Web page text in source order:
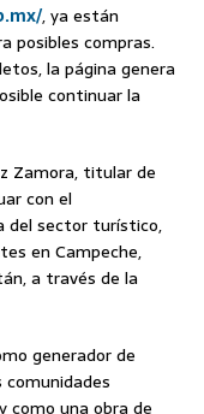
, ya están
posibles compras.
la página genera
continuar la
Zamora, titular de
con el
del sector turístico,
en Campeche,
a través de la
generador de
como una obra de